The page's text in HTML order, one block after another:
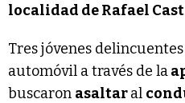
localidad de Rafael
Tres jóvenes
automóvil a través de la
buscaron asaltaral